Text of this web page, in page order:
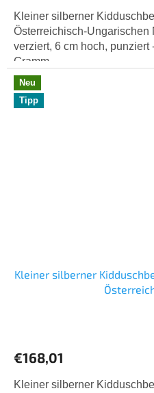
Kleiner silberner
Österreichisch-Ungarischen
verziert, 6 cm hoch,
Gramm.
Neu
Tipp
Kleiner silberner
€168,01
Kleiner silberner